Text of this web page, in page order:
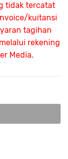
tidak tercatat
kuitansi
tagihan
rekening
Media.